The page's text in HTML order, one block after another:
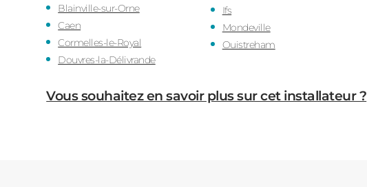
Blainville-sur-Orne
Caen
Cormelles-le-Royal
Douvres-la-Délivrande
Ifs
Mondeville
Ouistreham
Vous souhaitez en savoir plus sur cet installateur ?